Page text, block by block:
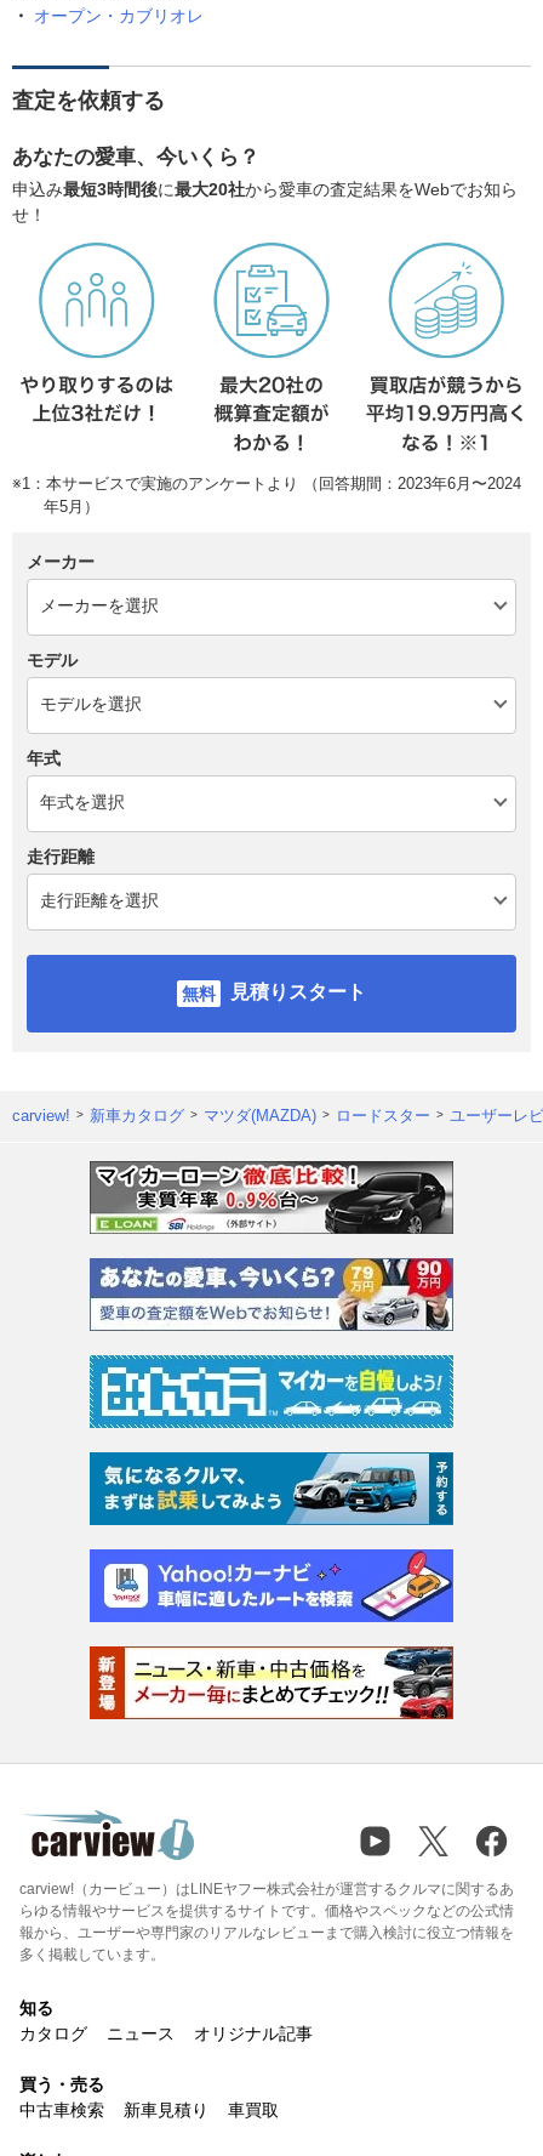
オープン・カブリオレ
査定を依頼する
あなたの愛車、今いくら？
申込み最短3時間後に最大20社から愛車の査定結果をWebでお知ら
せ！
※1：本サービスで実施のアンケートより （回答期間：2023年6月〜2024
年5月）
メーカー
モデル
年式
走行距離
見積りスタート
carview! 新車カタログ マツダ(MAZDA) ロードスター ユーザーレ
carview!（カービュー）はLINEヤフー株式会社が運営するクルマに関するあ
らゆる情報やサービスを提供するサイトです。価格やスペックなどの公式情
報から、ユーザーや専門家のリアルなレビューまで購入検討に役立つ情報を
多く掲載しています。
知る
カタログ
ニュース オリジナル記事
買う・売る
中古車検索
新車見積り 車買取